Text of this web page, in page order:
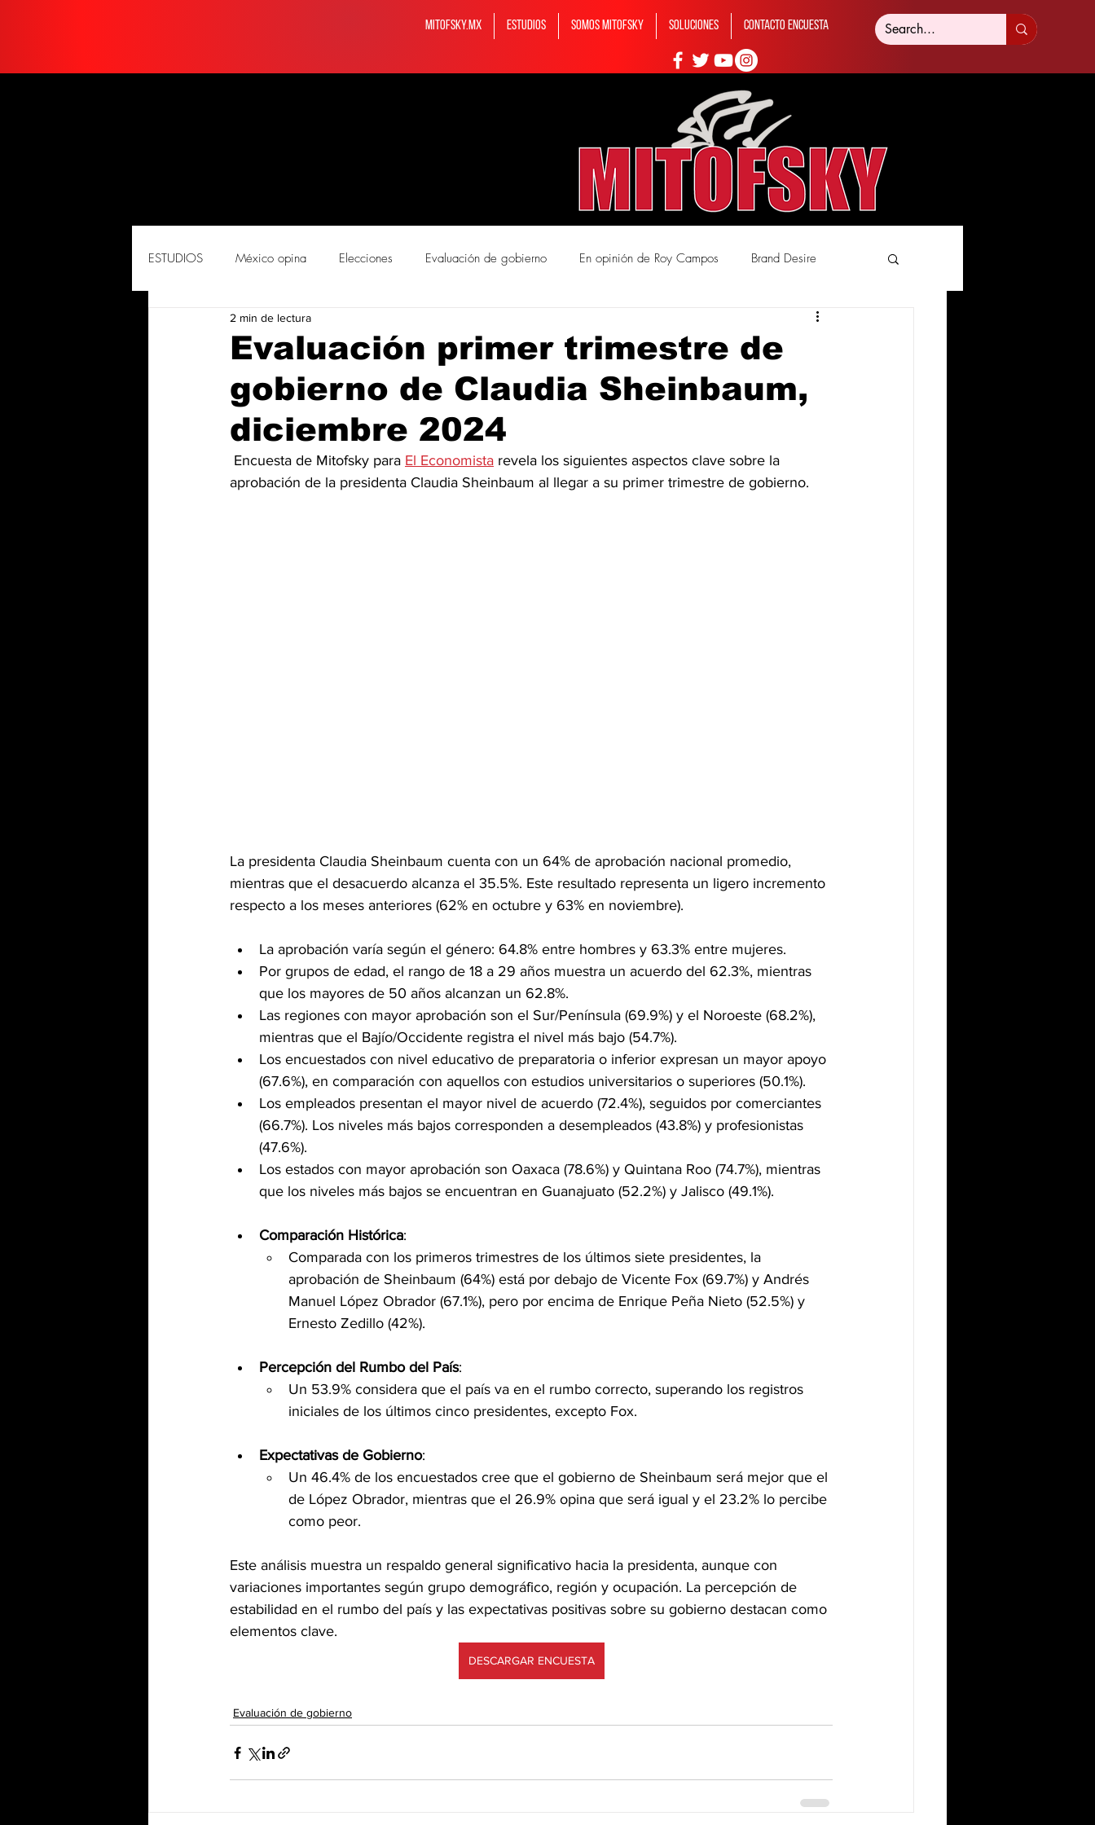
MITOFSKY.MX ESTUDIOS Somos MITOFSKY Soluciones Contacto Encuesta
ESTUDIOS México opina Elecciones Evaluación de gobierno En opinión de Roy Campos Brand Desire
PORTADA Soluciones
Evaluación primer trimestre de
gobierno de Claudia Sheinbaum,
diciembre 2024
2 min de lectura
Encuesta de Mitofsky para El Economista revela los siguientes aspectos clave sobre la
aprobación de la presidenta Claudia Sheinbaum al llegar a su primer trimestre de gobierno.
La presidenta Claudia Sheinbaum cuenta con un 64% de aprobación nacional promedio,
mientras que el desacuerdo alcanza el 35.5%. Este resultado representa un ligero incremento
respecto a los meses anteriores (62% en octubre y 63% en noviembre)​.
La aprobación varía según el género: 64.8% entre hombres y 63.3% entre mujeres.
Por grupos de edad, el rango de 18 a 29 años muestra un acuerdo del 62.3%, mientras
que los mayores de 50 años alcanzan un 62.8%​​.
Las regiones con mayor aprobación son el Sur/Península (69.9%) y el Noroeste (68.2%),
mientras que el Bajío/Occidente registra el nivel más bajo (54.7%).
Los encuestados con nivel educativo de preparatoria o inferior expresan un mayor apoyo
(67.6%), en comparación con aquellos con estudios universitarios o superiores (50.1%)​.
Los empleados presentan el mayor nivel de acuerdo (72.4%), seguidos por comerciantes
(66.7%). Los niveles más bajos corresponden a desempleados (43.8%) y profesionistas
(47.6%)​.
Los estados con mayor aprobación son Oaxaca (78.6%) y Quintana Roo (74.7%), mientras
que los niveles más bajos se encuentran en Guanajuato (52.2%) y Jalisco (49.1%)​​.
Comparación Histórica:
Comparada con los primeros trimestres de los últimos siete presidentes, la
aprobación de Sheinbaum (64%) está por debajo de Vicente Fox (69.7%) y Andrés
Manuel López Obrador (67.1%), pero por encima de Enrique Peña Nieto (52.5%) y
Ernesto Zedillo (42%)​.
Percepción del Rumbo del País:
Un 53.9% considera que el país va en el rumbo correcto, superando los registros
iniciales de los últimos cinco presidentes, excepto Fox​.
Expectativas de Gobierno:
Un 46.4% de los encuestados cree que el gobierno de Sheinbaum será mejor que el
de López Obrador, mientras que el 26.9% opina que será igual y el 23.2% lo percibe
como peor​.
Este análisis muestra un respaldo general significativo hacia la presidenta, aunque con
variaciones importantes según grupo demográfico, región y ocupación. La percepción de
estabilidad en el rumbo del país y las expectativas positivas sobre su gobierno destacan como
elementos clave.
DESCARGAR ENCUESTA
Evaluación de gobierno